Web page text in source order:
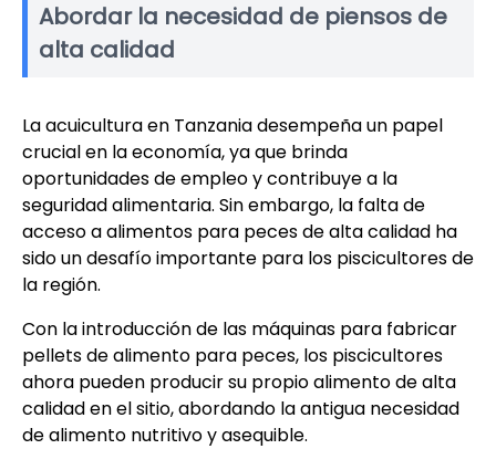
Abordar la necesidad de piensos de
alta calidad
La acuicultura en Tanzania desempeña un papel
crucial en la economía, ya que brinda
oportunidades de empleo y contribuye a la
seguridad alimentaria. Sin embargo, la falta de
acceso a alimentos para peces de alta calidad ha
sido un desafío importante para los piscicultores de
la región.
Con la introducción de las máquinas para fabricar
pellets de alimento para peces, los piscicultores
ahora pueden producir su propio alimento de alta
calidad en el sitio, abordando la antigua necesidad
de alimento nutritivo y asequible.